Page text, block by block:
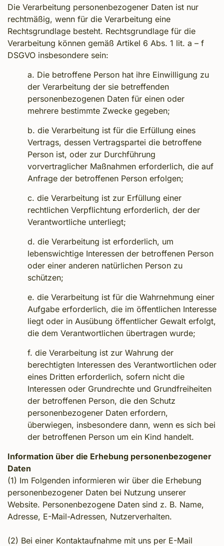
Die Verarbeitung personenbezogener Daten ist nur
rechtmäßig, wenn für die Verarbeitung eine
Rechtsgrundlage besteht. Rechtsgrundlage für die
Verarbeitung können gemäß Artikel 6 Abs. 1 lit. a – f
DSGVO insbesondere sein:
a. Die betroffene Person hat ihre Einwilligung zu
der Verarbeitung der sie betreffenden
personenbezogenen Daten für einen oder
mehrere bestimmte Zwecke gegeben;
b. die Verarbeitung ist für die Erfüllung eines
Vertrags, dessen Vertragspartei die betroffene
Person ist, oder zur Durchführung
vorvertraglicher Maßnahmen erforderlich, die auf
Anfrage der betroffenen Person erfolgen;
c. die Verarbeitung ist zur Erfüllung einer
rechtlichen Verpflichtung erforderlich, der der
Verantwortliche unterliegt;
d. die Verarbeitung ist erforderlich, um
lebenswichtige Interessen der betroffenen Person
oder einer anderen natürlichen Person zu
schützen;
e. die Verarbeitung ist für die Wahrnehmung einer
Aufgabe erforderlich, die im öffentlichen Interesse
liegt oder in Ausübung öffentlicher Gewalt erfolgt,
die dem Verantwortlichen übertragen wurde;
f. die Verarbeitung ist zur Wahrung der
berechtigten Interessen des Verantwortlichen oder
eines Dritten erforderlich, sofern nicht die
Interessen oder Grundrechte und Grundfreiheiten
der betroffenen Person, die den Schutz
personenbezogener Daten erfordern,
überwiegen, insbesondere dann, wenn es sich bei
der betroffenen Person um ein Kind handelt.
Information über die Erhebung personenbezogener
Daten
(1) Im Folgenden informieren wir über die Erhebung
personenbezogener Daten bei Nutzung unserer
Website. Personenbezogene Daten sind z. B. Name,
Adresse, E-Mail-Adressen, Nutzerverhalten.
(2) Bei einer Kontaktaufnahme mit uns per E-Mail